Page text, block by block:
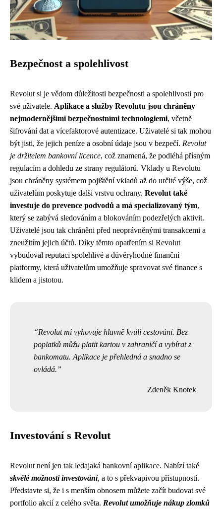
Bezpečnost a spolehlivost
Revolut si je vědom důležitosti bezpečnosti a spolehlivosti pro
své uživatele. Aplikace a služby Revolutu jsou chráněny
nejmodernějšími bezpečnostními technologiemi, včetně
šifrování dat a vícefaktorové autentizace. Uživatelé si tak mohou
být jisti, že jejich peníze a osobní údaje jsou v bezpečí. Revolut
je držitelem bankovní licence, což znamená, že podléhá přísným
regulacím a dohledu ze strany regulátorů. Vklady u Revolutu
jsou chráněny systémem pojištění vkladů až do určité výše, což
uživatelům poskytuje další vrstvu ochrany. Revolut také
investuje do prevence podvodů a má specializovaný tým,
který se zabývá sledováním a blokováním podezřelých aktivit.
Uživatelé jsou tak chráněni před neoprávněnými transakcemi a
zneužitím jejich účtů. Díky těmto opatřením si Revolut
vybudoval reputaci spolehlivé a důvěryhodné finanční
platformy, která uživatelům umožňuje spravovat své finance s
klidem a jistotou.
Revolut mi vyhovuje hlavně kvůli cestování. Bez
poplatků můžu platit kartou v zahraničí a vybírat z
bankomatu. Aplikace je přehledná a snadno se
ovládá.
Zdeněk Knotek
Investování s Revolut
Revolut není jen tak ledajaká bankovní aplikace. Nabízí také
skvělé možnosti investování, a to s překvapivou přístupností.
Představte si, že i s menším obnosem můžete začít budovat své
portfolio akcií z celého světa. Revolut umožňuje nákup zlomků